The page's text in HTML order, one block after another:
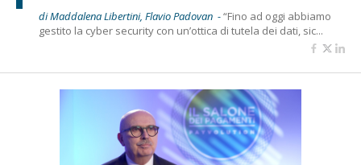
di Maddalena Libertini, Flavio Padovan -“Fino ad oggi abbiamo
gestito la cyber security con un’ottica di tutela dei dati, sic...